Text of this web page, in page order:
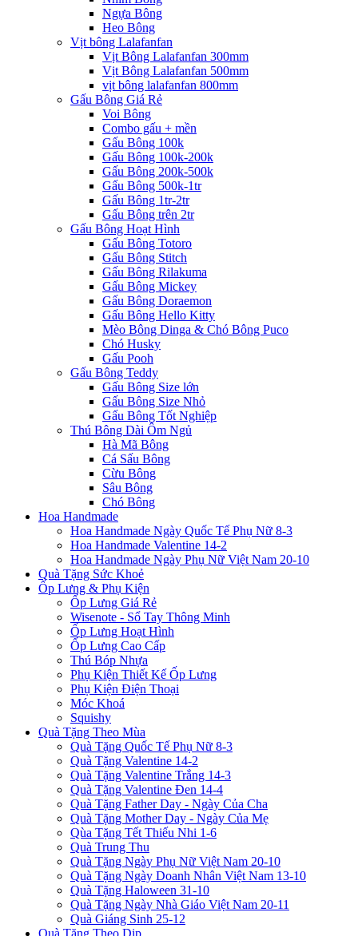
Ngựa Bông
Heo Bông
Vịt bông Lalafanfan
Vịt Bông Lalafanfan 300mm
Vịt Bông Lalafanfan 500mm
vịt bông lalafanfan 800mm
Gấu Bông Giá Rẻ
Voi Bông
Combo gấu + mền
Gấu Bông 100k
Gấu Bông 100k-200k
Gấu Bông 200k-500k
Gấu Bông 500k-1tr
Gấu Bông 1tr-2tr
Gấu Bông trên 2tr
Gấu Bông Hoạt Hình
Gấu Bông Totoro
Gấu Bông Stitch
Gấu Bông Rilakuma
Gấu Bông Mickey
Gấu Bông Doraemon
Gấu Bông Hello Kitty
Mèo Bông Dinga & Chó Bông Puco
Chó Husky
Gấu Pooh
Gấu Bông Teddy
Gấu Bông Size lớn
Gấu Bông Size Nhỏ
Gấu Bông Tốt Nghiệp
Thú Bông Dài Ôm Ngủ
Hà Mã Bông
Cá Sấu Bông
Cừu Bông
Sâu Bông
Chó Bông
Hoa Handmade
Hoa Handmade Ngày Quốc Tế Phụ Nữ 8-3
Hoa Handmade Valentine 14-2
Hoa Handmade Ngày Phụ Nữ Việt Nam 20-10
Quà Tặng Sức Khoẻ
Ốp Lưng & Phụ Kiện
Ốp Lưng Giá Rẻ
Wisenote - Sổ Tay Thông Minh
Ốp Lưng Hoạt Hình
Ốp Lưng Cao Cấp
Thú Bóp Nhựa
Phụ Kiện Thiết Kế Ốp Lưng
Phụ Kiện Điện Thoại
Móc Khoá
Squishy
Quà Tặng Theo Mùa
Quà Tặng Quốc Tế Phụ Nữ 8-3
Quà Tặng Valentine 14-2
Quà Tặng Valentine Trắng 14-3
Quà Tặng Valentine Đen 14-4
Quà Tặng Father Day - Ngày Của Cha
Quà Tặng Mother Day - Ngày Của Mẹ
Qùa Tặng Tết Thiếu Nhi 1-6
Quà Trung Thu
Quà Tặng Ngày Phụ Nữ Việt Nam 20-10
Quà Tặng Ngày Doanh Nhân Việt Nam 13-10
Quà Tặng Haloween 31-10
Quà Tặng Ngày Nhà Giáo Việt Nam 20-11
Quà Giáng Sinh 25-12
Quà Tặng Theo Dịp